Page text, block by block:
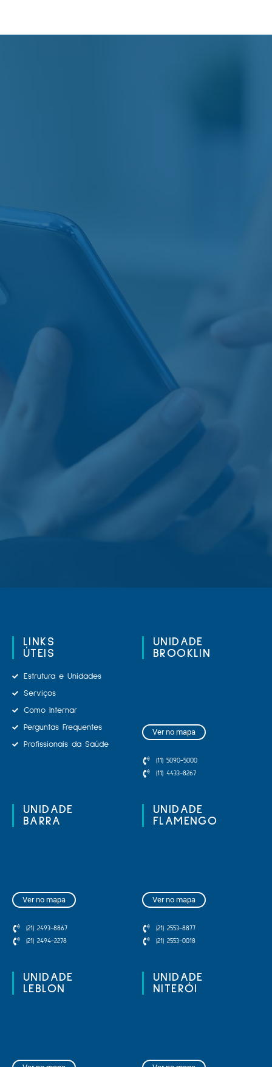
LINKS
ÚTEIS
Estrutura e Unidades
Serviços
Como Internar
Perguntas Frequentes
Profissionais da Saúde
UNIDADE
BROOKLIN
Ver no mapa
(11) 5090-5000
(11) 4433-8267
UNIDADE
BARRA
Ver no mapa
(21) 2493-8867
(21) 2494-2278
UNIDADE
FLAMENGO
Ver no mapa
(21) 2553-8877
(21) 2553-0018
UNIDADE
LEBLON
UNIDADE
NITERÓI